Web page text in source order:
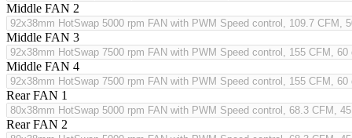
Middle FAN 2
Middle FAN 3
Middle FAN 4
Rear FAN 1
Rear FAN 2